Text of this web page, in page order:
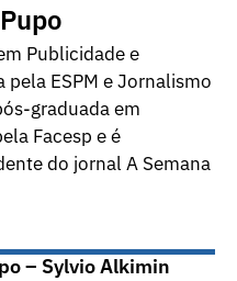
Publicidade e
pela ESPM e Jornalismo
graduada em
Facesp e é
do jornal A Semana
– Sylvio Alkimin